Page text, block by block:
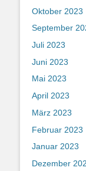
Oktober 2023
September
Juli 2023
Juni 2023
Mai 2023
April 2023
März 2023
Februar 2023
Januar 2023
Dezember